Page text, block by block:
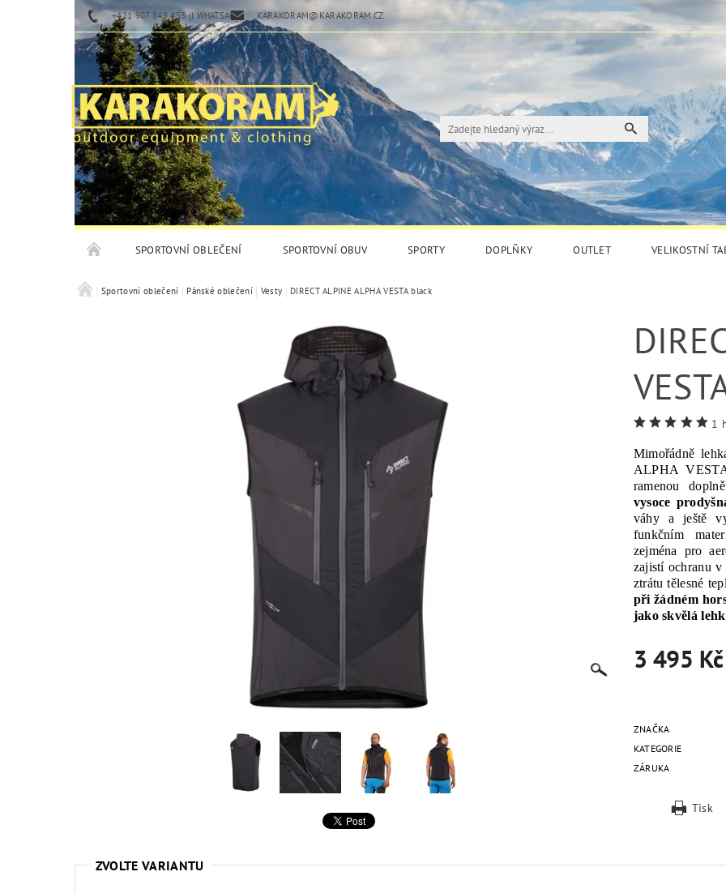
+421 907 849 453 (I WHATSAPP) KARAKORAM@KARAKORAM.CZ
SPORTOVNÍ OBLEČENÍ SPORTOVNÍ OBUV SPORTY DOPLŇKY OUTLET VELIKOSTNÍ
Sportovní oblečení Pánské oblečení Vesty DIRECT ALPINE ALPHA VESTA black
1
Mimořádně
ALPHA
ramenou
vysoce
váhy a ještě
funkčním
zejména pro
zajistí ochranu
ztrátu tělesné
při žádném
jako skvělá
3 495 Kč
ZNAČKA
KATEGORIE
ZÁRUKA
Tisk
ZVOLTE VARIANTU